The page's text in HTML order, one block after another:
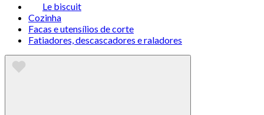
Le biscuit
Cozinha
Facas e utensílios de corte
Fatiadores, descascadores e raladores